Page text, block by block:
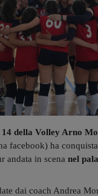
della Volley Arno
facebook) ha
andata in scena nel
dai coach Andrea